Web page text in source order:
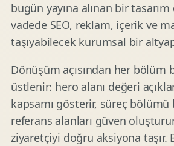
bugün yayına alınan bir
vadede SEO, reklam, içerik ve
taşıyabilecek kurumsal bir
Dönüşüm açısından her bölüm
üstlenir: hero alanı değeri
kapsamı gösterir, süreç bölümü
referans alanları güven
ziyaretçiyi doğru aksiyona taşır.